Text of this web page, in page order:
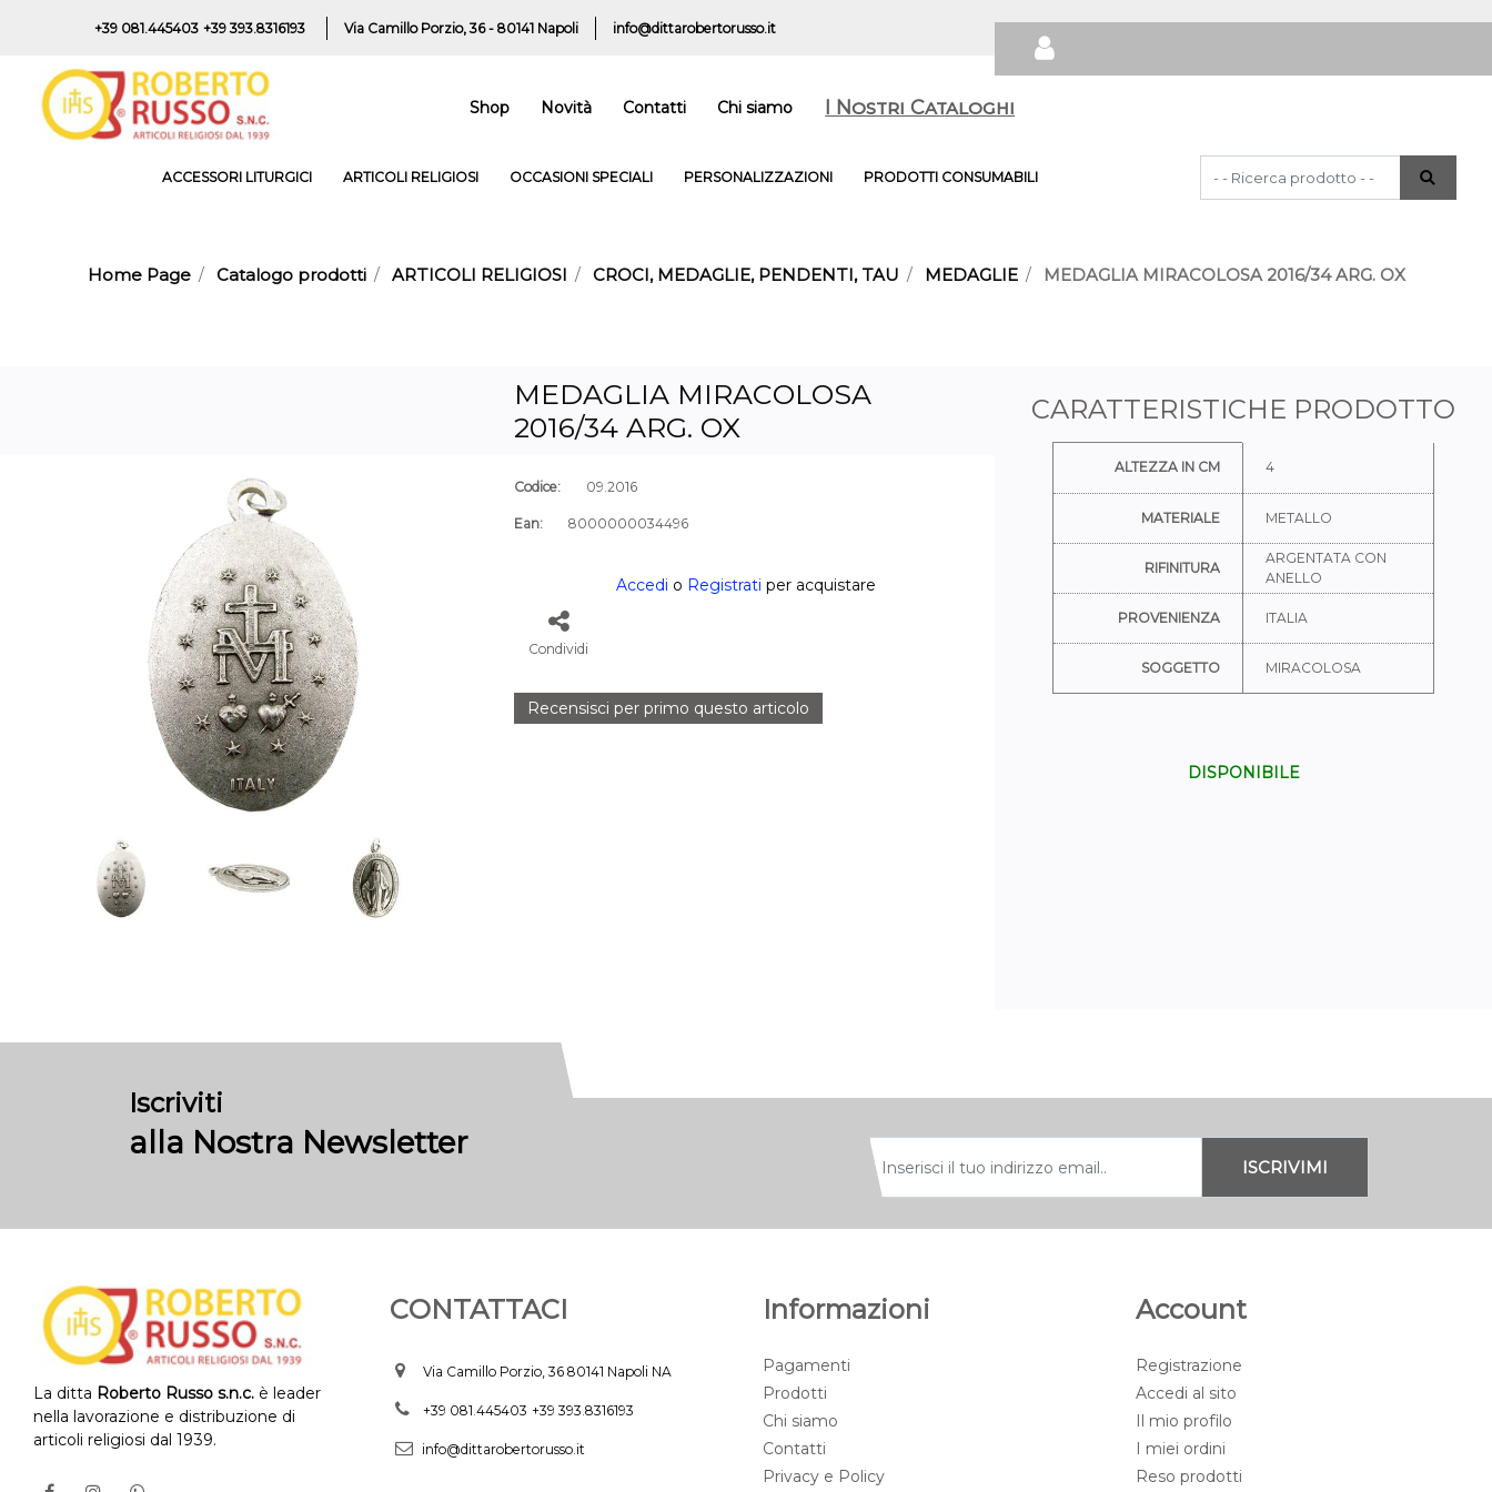
+39 081.445403 +39 393.8316193 Via Camillo Porzio, 36 - 80141 Napoli info@dittarobertorusso.it
Shop Novità Contatti Chi siamo I Nostri Cataloghi
ACCESSORI LITURGICI ARTICOLI RELIGIOSI OCCASIONI SPECIALI PERSONALIZZAZIONI PRODOTTI CONSUMABILI
La modifica di un filtro aggiorna
Home Page Catalogo prodotti ARTICOLI RELIGIOSI CROCI, MEDAGLIE, PENDENTI, TAU MEDAGLIE MEDAGLIA MIRACOLOSA 2016/34 ARG. OX
MEDAGLIA MIRACOLOSA
2016/34 ARG. OX
Codice: 09.2016
Ean: 8000000034496
Accedi o Registrati per acquistare
Condividi
Recensisci per primo questo articolo
CARATTERISTICHE PRODOTTO
ALTEZZA IN CM 4
MATERIALE METALLO
RIFINITURA
ARGENTATA CON
ANELLO
PROVENIENZA ITALIA
SOGGETTO MIRACOLOSA
DISPONIBILE
Iscriviti
alla Nostra Newsletter
La ditta Roberto Russo s.n.c. è leader
nella lavorazione e distribuzione di
articoli religiosi dal 1939.
CONTATTACI
Via Camillo Porzio, 36 80141 Napoli NA
+39 081.445403 +39 393.8316193
info@dittarobertorusso.it
Informazioni
Pagamenti
Prodotti
Chi siamo
Contatti
Privacy e Policy
Account
Registrazione
Accedi al sito
Il mio profilo
I miei ordini
Reso prodotti